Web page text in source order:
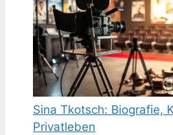
Sina Tkotsch: Biografie,
Privatleben